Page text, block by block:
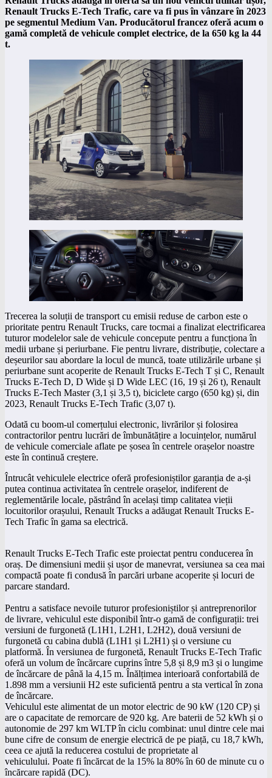
Renault Trucks E-Tech Trafic, care va fi pus în vânzare în 2023
pe segmentul Medium Van. Producătorul francez oferă acum o
gamă completă de vehicule complet electrice, de la 650 kg la 44
t.
Trecerea la soluții de transport cu emisii reduse de carbon este o
prioritate pentru Renault Trucks, care tocmai a finalizat electrificarea
tuturor modelelor sale de vehicule concepute pentru a funcționa în
medii urbane și periurbane. Fie pentru livrare, distribuție, colectare a
deșeurilor sau abordare la locul de muncă, toate utilizările urbane și
periurbane sunt acoperite de Renault Trucks E-Tech T și C, Renault
Trucks E-Tech D, D Wide și D Wide LEC (16, 19 și 26 t), Renault
Trucks E-Tech Master (3,1 și 3,5 t), biciclete cargo (650 kg) și, din
2023, Renault Trucks E-Tech Trafic (3,07 t).
Odată cu boom-ul comerțului electronic, livrărilor și folosirea
contractorilor pentru lucrări de îmbunătățire a locuințelor, numărul
de vehicule comerciale aflate pe șosea în centrele orașelor noastre
este în continuă creștere.
Întrucât vehiculele electrice oferă profesioniștilor garanția de a-și
putea continua activitatea în centrele orașelor, indiferent de
reglementările locale, păstrând în același timp calitatea vieții
locuitorilor orașului, Renault Trucks a adăugat Renault Trucks E-
Tech Trafic în gama sa electrică.
Renault Trucks E-Tech Trafic este proiectat pentru conducerea în
oraș. De dimensiuni medii și ușor de manevrat, versiunea sa cea mai
compactă poate fi condusă în parcări urbane acoperite și locuri de
parcare standard.
Pentru a satisface nevoile tuturor profesioniștilor și antreprenorilor
de livrare, vehiculul este disponibil într-o gamă de configurații: trei
versiuni de furgonetă (L1H1, L2H1, L2H2), două versiuni de
furgonetă cu cabina dublă (L1H1 și L2H1) și o versiune cu
platformă. În versiunea de furgonetă, Renault Trucks E-Tech Trafic
oferă un volum de încărcare cuprins între 5,8 și 8,9 m3 și o lungime
de încărcare de până la 4,15 m. Înălțimea interioară confortabilă de
1.898 mm a versiunii H2 este suficientă pentru a sta vertical în zona
de încărcare.
Vehiculul este alimentat de un motor electric de 90 kW (120 CP) și
are o capacitate de remorcare de 920 kg. Are baterii de 52 kWh și o
autonomie de 297 km WLTP în ciclu combinat: unul dintre cele mai
bune cifre de consum de energie electrică de pe piață, cu 18,7 kWh,
ceea ce ajută la reducerea costului de proprietate al
vehiculului. Poate fi încărcat de la 15% la 80% în 60 de minute cu o
încărcare rapidă (DC).